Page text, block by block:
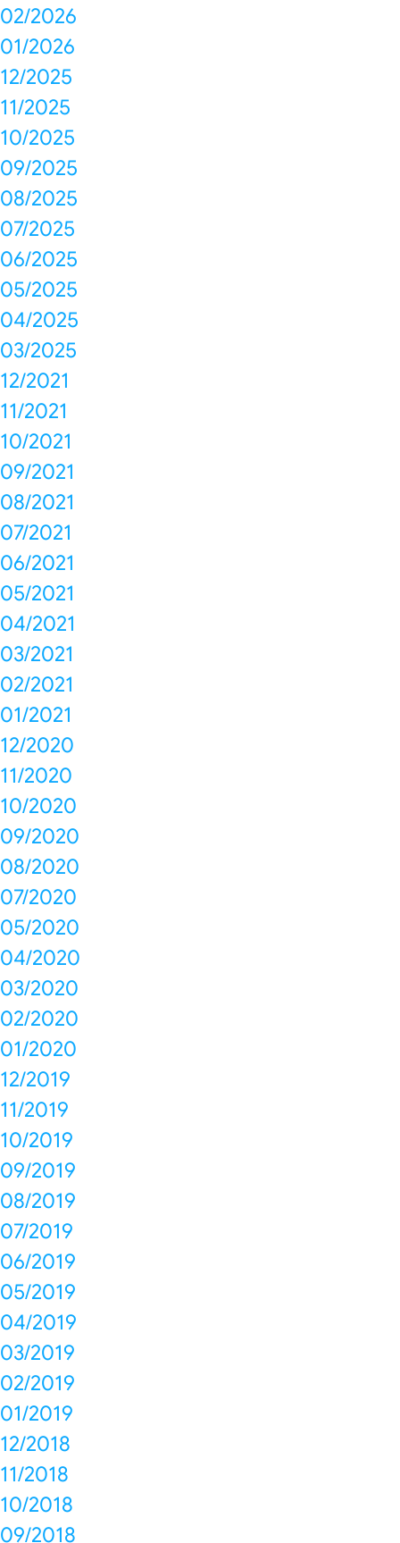
02/2026
01/2026
12/2025
11/2025
10/2025
09/2025
08/2025
07/2025
06/2025
05/2025
04/2025
03/2025
12/2021
11/2021
10/2021
09/2021
08/2021
07/2021
06/2021
05/2021
04/2021
03/2021
02/2021
01/2021
12/2020
11/2020
10/2020
09/2020
08/2020
07/2020
05/2020
04/2020
03/2020
02/2020
01/2020
12/2019
11/2019
10/2019
09/2019
08/2019
07/2019
06/2019
05/2019
04/2019
03/2019
02/2019
01/2019
12/2018
11/2018
10/2018
09/2018